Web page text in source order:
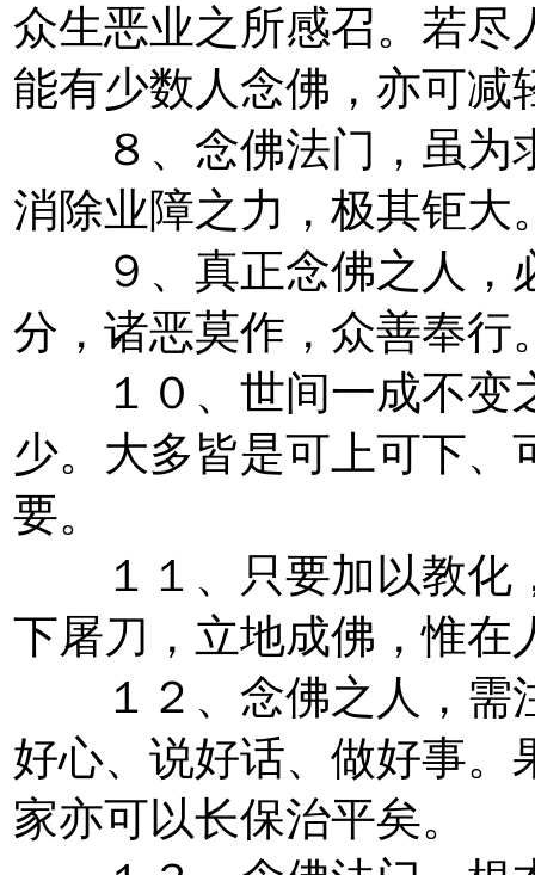
众生恶业之所感召。若尽
能有少数人念佛，亦可减
８、念佛法门，虽为
消除业障之力，极其钜大
９、真正念佛之人，
分，诸恶莫作，众善奉行
１０、世间一成不变
少。大多皆是可上可下、
要。
１１、只要加以教化
下屠刀，立地成佛，惟在
１２、念佛之人，需
好心、说好话、做好事。
家亦可以长保治平矣。